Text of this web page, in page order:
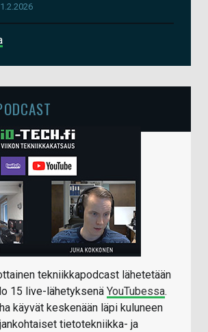
tekniikkapodcast lähetetään
15 live-lähetyksenä YouTubessa.
käyvät keskenään läpi kuluneen
tietotekniikka- ja